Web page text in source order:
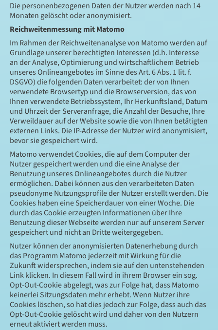
Die personenbezogenen Daten der Nutzer werden nach 14
Monaten gelöscht oder anonymisiert.
Reichweitenmessung mit Matomo
Im Rahmen der Reichweitenanalyse von Matomo werden auf
Grundlage unserer berechtigten Interessen (d.h. Interesse
an der Analyse, Optimierung und wirtschaftlichem Betrieb
unseres Onlineangebotes im Sinne des Art. 6 Abs. 1 lit. f.
DSGVO) die folgenden Daten verarbeitet: der von Ihnen
verwendete Browsertyp und die Browserversion, das von
Ihnen verwendete Betriebssystem, Ihr Herkunftsland, Datum
und Uhrzeit der Serveranfrage, die Anzahl der Besuche, Ihre
Verweildauer auf der Website sowie die von Ihnen betätigten
externen Links. Die IP-Adresse der Nutzer wird anonymisiert,
bevor sie gespeichert wird.
Matomo verwendet Cookies, die auf dem Computer der
Nutzer gespeichert werden und die eine Analyse der
Benutzung unseres Onlineangebotes durch die Nutzer
ermöglichen. Dabei können aus den verarbeiteten Daten
pseudonyme Nutzungsprofile der Nutzer erstellt werden. Die
Cookies haben eine Speicherdauer von einer Woche. Die
durch das Cookie erzeugten Informationen über Ihre
Benutzung dieser Webseite werden nur auf unserem Server
gespeichert und nicht an Dritte weitergegeben.
Nutzer können der anonymisierten Datenerhebung durch
das Programm Matomo jederzeit mit Wirkung für die
Zukunft widersprechen, indem sie auf den untenstehenden
Link klicken. In diesem Fall wird in ihrem Browser ein sog.
Opt-Out-Cookie abgelegt, was zur Folge hat, dass Matomo
keinerlei Sitzungsdaten mehr erhebt. Wenn Nutzer ihre
Cookies löschen, so hat dies jedoch zur Folge, dass auch das
Opt-Out-Cookie gelöscht wird und daher von den Nutzern
erneut aktiviert werden muss.